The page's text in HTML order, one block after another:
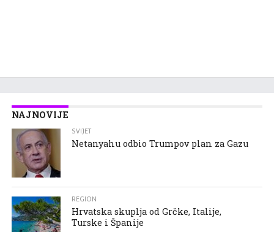
NAJNOVIJE
SVIJET
Netanyahu odbio Trumpov plan za Gazu
REGION
Hrvatska skuplja od Grčke, Italije,
Turske i Španije